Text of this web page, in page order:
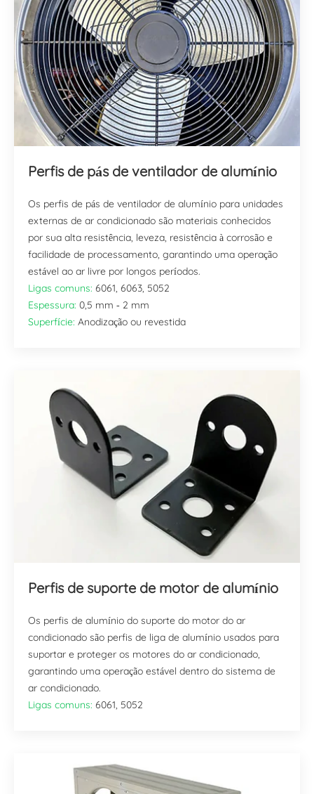
Perfis de pás de ventilador de alumínio
Os perfis de pás de ventilador de alumínio para unidades
externas de ar condicionado são materiais conhecidos
por sua alta resistência, leveza, resistência à corrosão e
facilidade de processamento, garantindo uma operação
estável ao ar livre por longos períodos.
Ligas comuns: 6061, 6063, 5052
Espessura: 0,5 mm - 2 mm
Superfície: Anodização ou revestida
Perfis de suporte de motor de alumínio
Os perfis de alumínio do suporte do motor do ar
condicionado são perfis de liga de alumínio usados para
suportar e proteger os motores do ar condicionado,
garantindo uma operação estável dentro do sistema de
ar condicionado.
Ligas comuns: 6061, 5052